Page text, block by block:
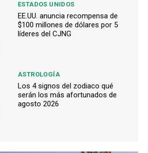
ESTADOS UNIDOS
EE.UU. anuncia recompensa de
$100 millones de dólares por 5
líderes del CJNG
ASTROLOGÍA
Los 4 signos del zodiaco qué
serán los más afortunados de
agosto 2026